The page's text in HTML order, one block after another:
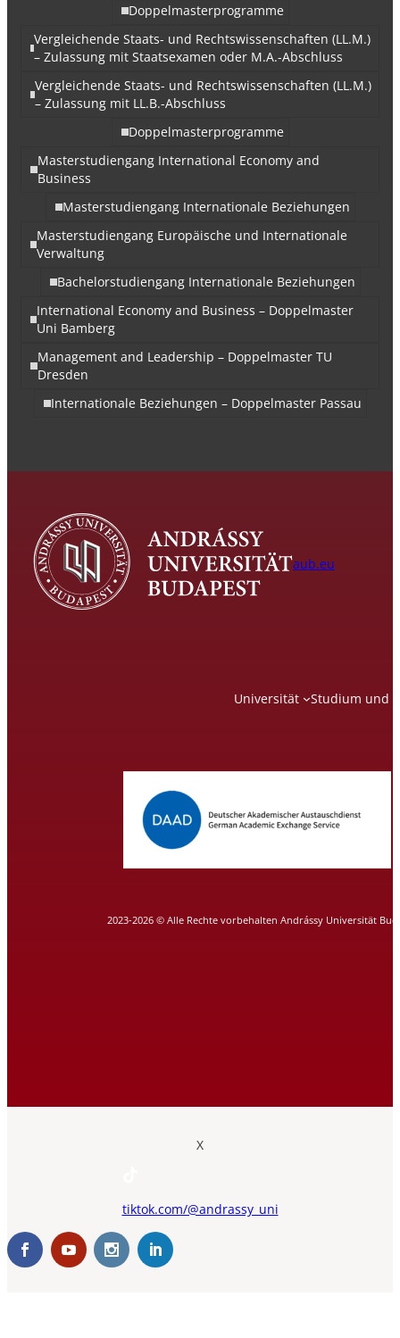
Doppelmasterprogramme
Vergleichende Staats- und Rechtswissenschaften (LL.M.)
– Zulassung mit Staatsexamen oder M.A.-Abschluss
Vergleichende Staats- und Rechtswissenschaften (LL.M.)
– Zulassung mit LL.B.-Abschluss
Doppelmasterprogramme
Masterstudiengang International Economy and
Business
Masterstudiengang Internationale Beziehungen
Masterstudiengang Europäische und Internationale
Verwaltung
Bachelorstudiengang Internationale Beziehungen
International Economy and Business – Doppelmaster
Uni Bamberg
Management and Leadership – Doppelmaster TU
Dresden
Internationale Beziehungen – Doppelmaster Passau
aub.eu
Universität Studium und
2023-2026 © Alle Rechte vorbehalten Andrássy Universität
X
tiktok.com/@andrassy_uni